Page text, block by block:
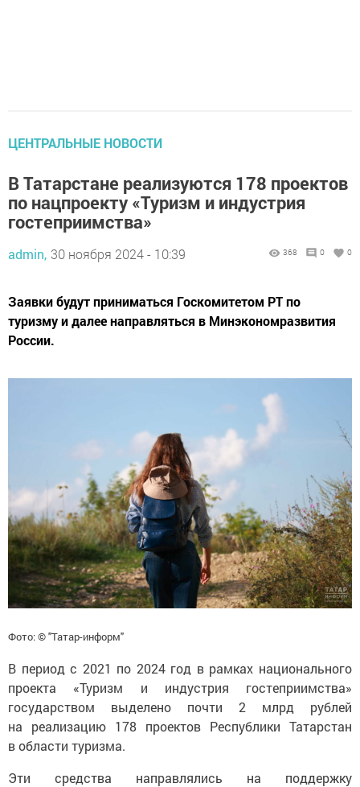
ЦЕНТРАЛЬНЫЕ НОВОСТИ
В Татарстане реализуются 178 проектов
по нацпроекту «Туризм и индустрия
гостеприимства»
admin, 30 ноября 2024 - 10:39 368 0 0
Заявки будут приниматься Госкомитетом РТ по
туризму и далее направляться в Минэкономразвития
России.
Фото: © "Татар-информ"
В период с 2021 по 2024 год в рамках национального
проекта «Туризм и индустрия гостеприимства»
государством выделено почти 2 млрд рублей
на реализацию 178 проектов Республики Татарстан
в области туризма.
Эти средства направлялись на поддержку